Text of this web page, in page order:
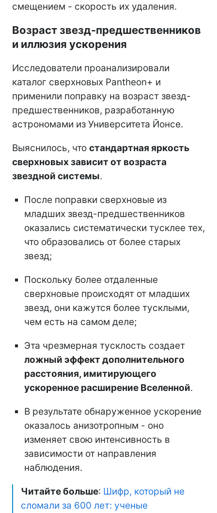
смещением - скорость их удаления.
Возраст звезд-предшественников
и иллюзия ускорения
Исследователи проанализировали
каталог сверхновых Pantheon+ и
применили поправку на возраст звезд-
предшественников, разработанную
астрономами из Университета Йонсе.
Выяснилось, что стандартная яркость
сверхновых зависит от возраста
звездной системы.
После поправки сверхновые из
младших звезд-предшественников
оказались систематически тусклее тех,
что образовались от более старых
звезд;
Поскольку более отдаленные
сверхновые происходят от младших
звезд, они кажутся более тусклыми,
чем есть на самом деле;
Эта чрезмерная тусклость создает
ложный эффект дополнительного
расстояния, имитирующего
ускоренное расширение Вселенной.
В результате обнаруженное ускорение
оказалось анизотропным - оно
изменяет свою интенсивность в
зависимости от направления
наблюдения.
Читайте больше: Шифр, который не
сломали за 600 лет: ученые